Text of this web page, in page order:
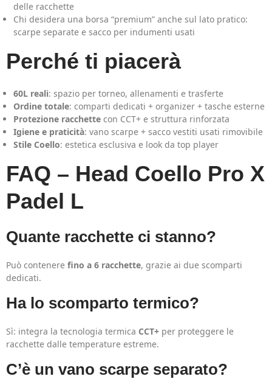
delle racchette
Chi desidera una borsa “premium” anche sul lato pratico:
scarpe separate e sacco per indumenti usati
Perché ti piacerà
60L reali: spazio per torneo, allenamenti e trasferte
Ordine totale: comparti dedicati + organizer + tasche esterne
Protezione racchette con CCT+ e struttura rinforzata
Igiene e praticità: vano scarpe + sacco vestiti usati rimovibile
Stile Coello: estetica esclusiva e look da top player
FAQ – Head Coello Pro X
Padel L
Quante racchette ci stanno?
Può contenere fino a 6 racchette, grazie ai due scomparti
dedicati.
Ha lo scomparto termico?
Sì: integra la tecnologia termica CCT+ per proteggere le
racchette dalle temperature estreme.
C’è un vano scarpe separato?